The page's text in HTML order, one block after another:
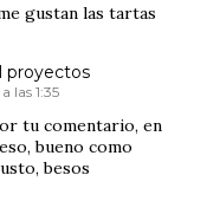
gustan las tartas
proyectos
las 1:35
tu comentario, en
bueno como
besos